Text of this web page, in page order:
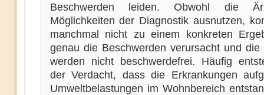
Beschwerden leiden. Obwohl die
Möglichkeiten der Diagnostik ausnutzen,
manchmal nicht zu einem konkreten
genau die Beschwerden verursacht und die
werden nicht beschwerdefrei. Häufig
der Verdacht, dass die Erkrankungen
Umweltbelastungen im Wohnbereich